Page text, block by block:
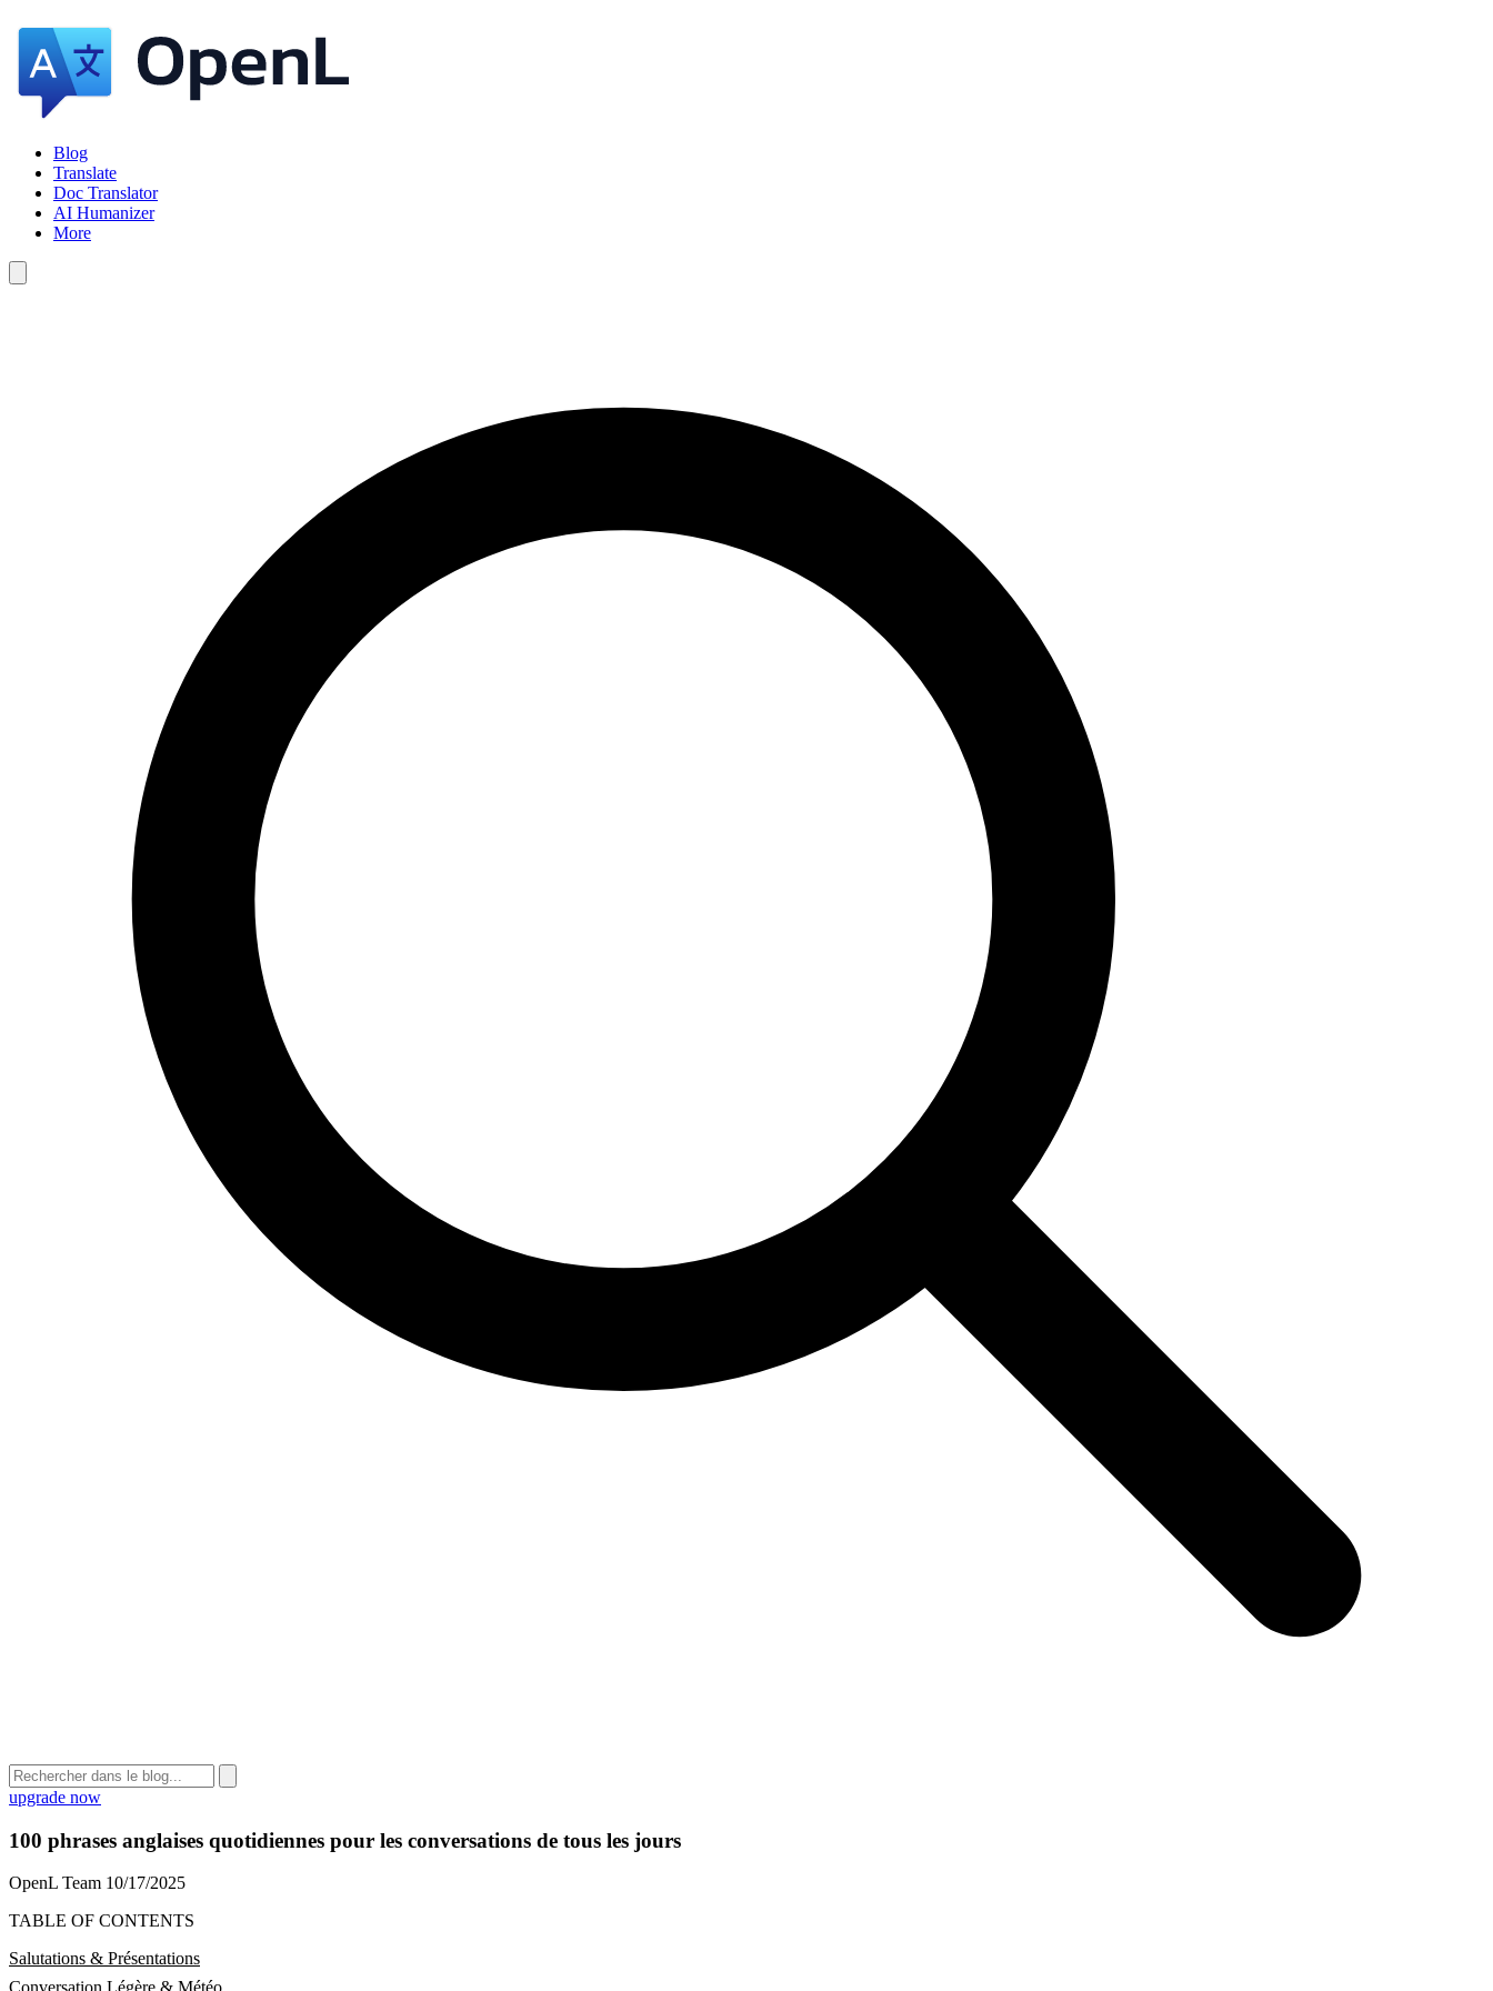
Blog
Translate
Doc Translator
AI Humanizer
More
upgrade now
100 phrases anglaises quotidiennes pour les conversations de tous les jours
OpenL Team 10/17/2025
TABLE OF CONTENTS
Salutations & Présentations